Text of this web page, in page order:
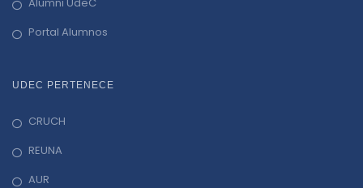
Portal Alumnos
UDEC PERTENECE
CRUCH
REUNA
AUR